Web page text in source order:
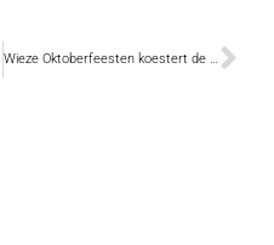
Wieze Oktoberfeesten koestert de ingrediënten van weleer